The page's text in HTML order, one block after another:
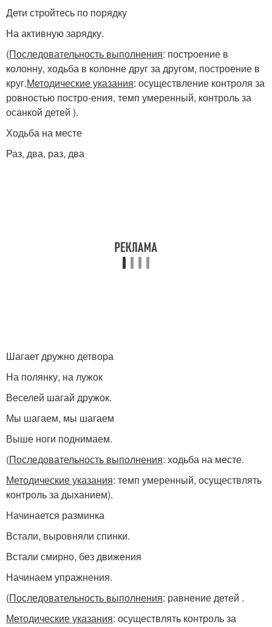
Дети стройтесь по порядку
На активную зарядку.
(Последовательность выполнения: построение в
колонну, ходьба в колонне друг за другом, построение в
круг.Методические указания: осуществление контроля за
ровностью постро-ения, темп умеренный, контроль за
осанкой детей ).
Ходьба на месте
Раз, два, раз, два
Шагает дружно детвора
На полянку, на лужок
Веселей шагай дружок.
Мы шагаем, мы шагаем
Выше ноги поднимаем.
(Последовательность выполнения: ходьба на месте.
Методические указания: темп умеренный, осуществлять
контроль за дыханием).
Начинается разминка
Встали, выровняли спинки.
Встали смирно, без движения
Начинаем упражнения.
(Последовательность выполнения: равнение детей .
Методические указания: осуществлять контроль за